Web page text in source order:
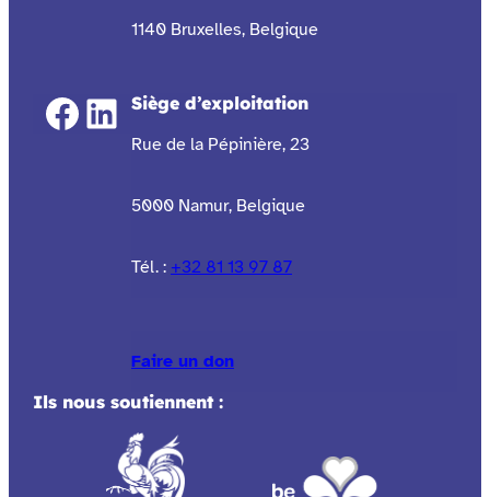
Facebook LinkedIn
1140 Bruxelles, Belgique
Siège d’exploitation
Rue de la Pépinière, 23
5000 Namur, Belgique
Tél. : +32 81 13 97 87
Faire un don
Ils nous soutiennent :